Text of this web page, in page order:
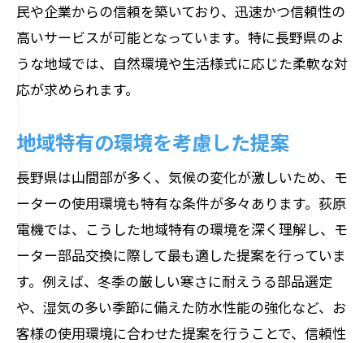
民や企業からの信頼を築いており、迅速かつ信頼性の
高いサービスが可能となっています。特に長野県のよ
うな地域では、自然環境や生活様式に応じた柔軟な対
応が求められます。
地域特有の環境を考慮した提案
長野県は山間部が多く、気候の変化が激しいため、モ
ーターの使用環境も特有な条件が多々あります。荻原
電機では、こうした地域特有の環境を深く理解し、モ
ーター部品交換に際して最も適した提案を行っていま
す。例えば、冬季の厳しい寒さに耐えうる部品選定
や、湿気の多い季節に備えた防水性能の強化など、お
客様の使用環境に合わせた提案を行うことで、信頼性